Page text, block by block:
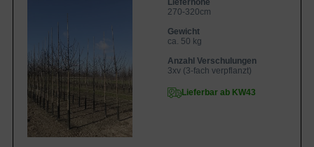
Lieferhöhe
270-320cm
Gewicht
ca. 50 kg
Anzahl Verschulungen
3xv (3-fach verpflanzt)
Lieferbar ab KW43